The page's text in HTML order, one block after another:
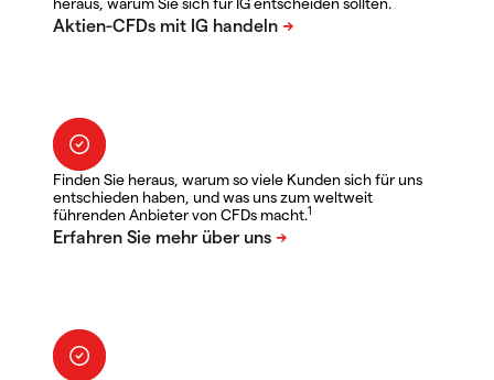
Finden Sie heraus, warum so viele Kunden sich für uns
entschieden haben, und was uns zum weltweit
führenden Anbieter von CFDs macht.1